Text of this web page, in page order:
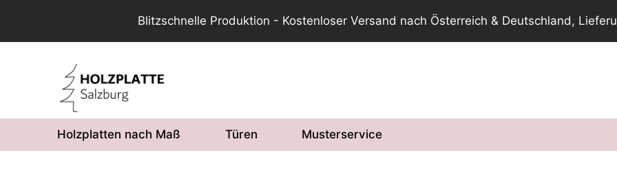
Blitzschnelle Produktion - Kostenloser Versand nach Österreich & Deutschland,
Holzplatten nach Maß Türen Musterservice